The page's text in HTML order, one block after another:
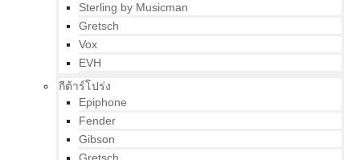
Sterling by Musicman
Gretsch
Vox
EVH
กีต้าร์โปร่ง
Epiphone
Fender
Gibson